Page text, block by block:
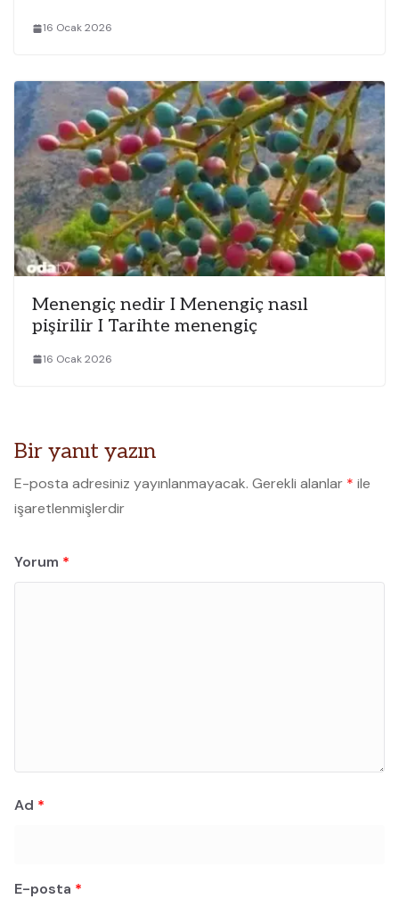
16 Ocak 2026
Menengiç nedir I Menengiç nasıl
pişirilir I Tarihte menengiç
16 Ocak 2026
Bir yanıt yazın
E-posta adresiniz yayınlanmayacak. Gerekli alanlar * ile
işaretlenmişlerdir
Yorum *
Ad *
E-posta *